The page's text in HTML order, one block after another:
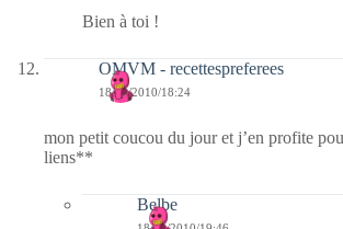
Bien à toi !
OMVM - recettespreferees
18/08/2010/18:24
mon petit coucou du jour et j’en profite
liens**
Belbe